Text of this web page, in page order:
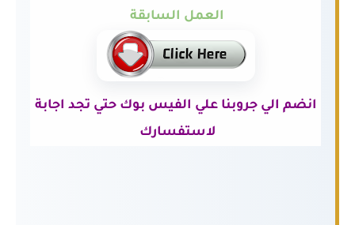
العمل السابقة
انضم الي جروبنا علي الفيس بوك حتي تجد اجابة
لاستفسارك